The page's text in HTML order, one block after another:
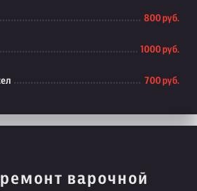
800 руб.
1000 руб.
700 руб.
варочной